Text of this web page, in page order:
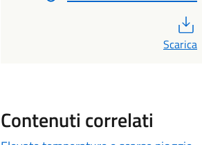
Scarica
Contenuti correlati